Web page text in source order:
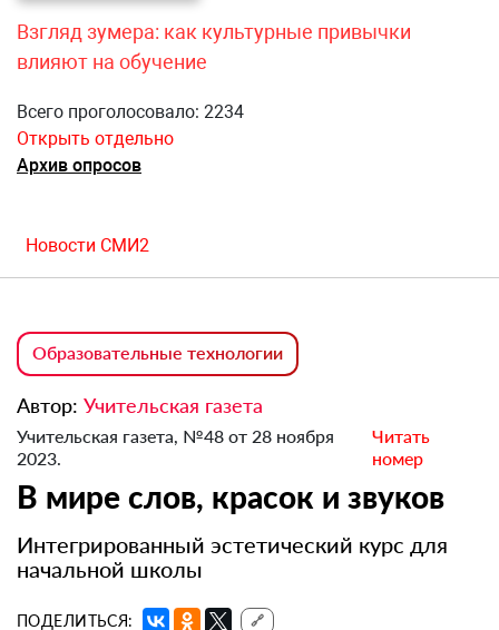
Взгляд зумера: как культурные привычки
влияют на обучение
Всего проголосовало: 2234
Открыть отдельно
Архив опросов
Новости СМИ2
Образовательные технологии
Автор: Учительская газета
Учительская газета, №48 от 28 ноября
2023.
Читать
номер
В мире слов, красок и звуков
Интегрированный эстетический курс для
начальной школы
ПОДЕЛИТЬСЯ: 🔗